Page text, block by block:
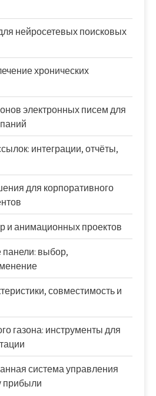
нейросетевых поисковых
хронических
электронных писем для
интеграции, отчёты,
для корпоративного
и анимационных проектов
выбор,
совместимость и
газона: инструменты для
система управления
прибыли